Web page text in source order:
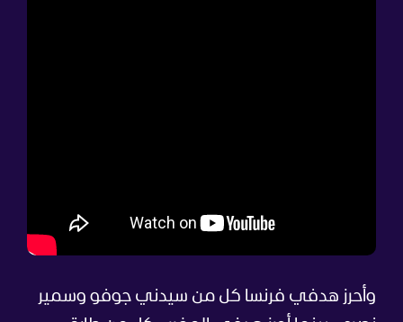
وأحرز هدفي فرنسا كل من سيدني جوفو وسمير